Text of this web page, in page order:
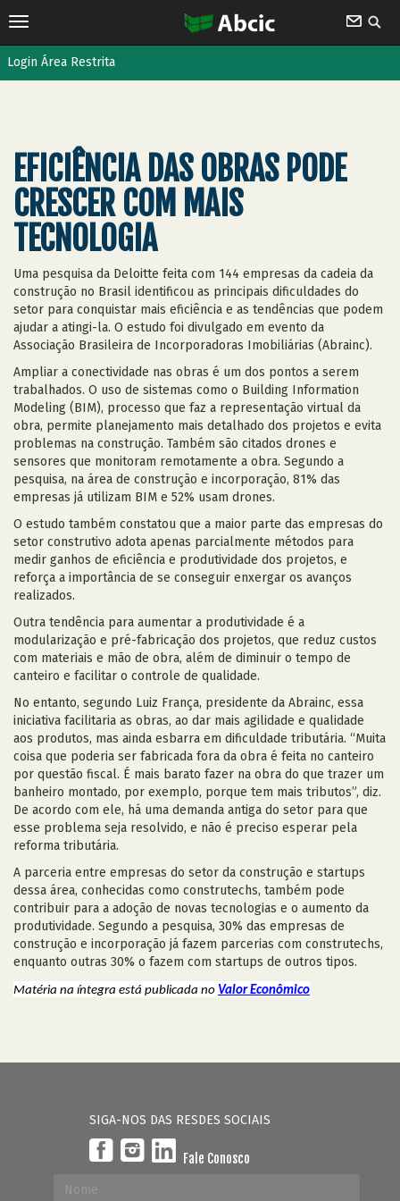
Login Área Restrita
EFICIÊNCIA DAS OBRAS PODE
CRESCER COM MAIS
TECNOLOGIA
Uma pesquisa da Deloitte feita com 144 empresas da cadeia da
construção no Brasil identificou as principais dificuldades do
setor para conquistar mais eficiência e as tendências que podem
ajudar a atingi-la. O estudo foi divulgado em evento da
Associação Brasileira de Incorporadoras Imobiliárias (Abrainc).
Ampliar a conectividade nas obras é um dos pontos a serem
trabalhados. O uso de sistemas como o Building Information
Modeling (BIM), processo que faz a representação virtual da
obra, permite planejamento mais detalhado dos projetos e evita
problemas na construção. Também são citados drones e
sensores que monitoram remotamente a obra. Segundo a
pesquisa, na área de construção e incorporação, 81% das
empresas já utilizam BIM e 52% usam drones.
O estudo também constatou que a maior parte das empresas do
setor construtivo adota apenas parcialmente métodos para
medir ganhos de eficiência e produtividade dos projetos, e
reforça a importância de se conseguir enxergar os avanços
realizados.
Outra tendência para aumentar a produtividade é a
modularização e pré-fabricação dos projetos, que reduz custos
com materiais e mão de obra, além de diminuir o tempo de
canteiro e facilitar o controle de qualidade.
No entanto, segundo Luiz França, presidente da Abrainc, essa
iniciativa facilitaria as obras, ao dar mais agilidade e qualidade
aos produtos, mas ainda esbarra em dificuldade tributária. “Muita
coisa que poderia ser fabricada fora da obra é feita no canteiro
por questão fiscal. É mais barato fazer na obra do que trazer um
banheiro montado, por exemplo, porque tem mais tributos”, diz.
De acordo com ele, há uma demanda antiga do setor para que
esse problema seja resolvido, e não é preciso esperar pela
reforma tributária.
A parceria entre empresas do setor da construção e startups
dessa área, conhecidas como construtechs, também pode
contribuir para a adoção de novas tecnologias e o aumento da
produtividade. Segundo a pesquisa, 30% das empresas de
construção e incorporação já fazem parcerias com construtechs,
enquanto outras 30% o fazem com startups de outros tipos.
Matéria na íntegra está publicada no Valor Econômico
SIGA-NOS DAS RESDES SOCIAIS
Fale Conosco